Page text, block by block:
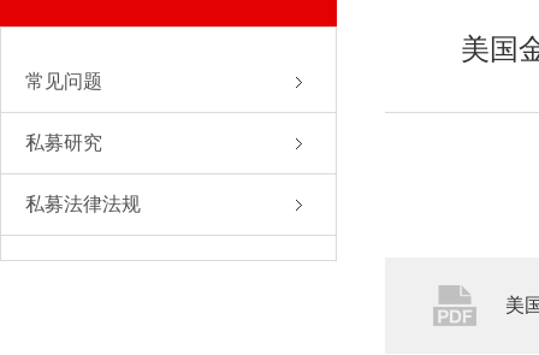
常见问题
私募研究
私募法律法规
美国
美